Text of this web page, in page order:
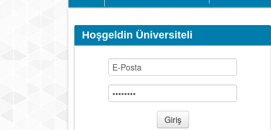
Hoşgeldin Üniversiteli
Giriş